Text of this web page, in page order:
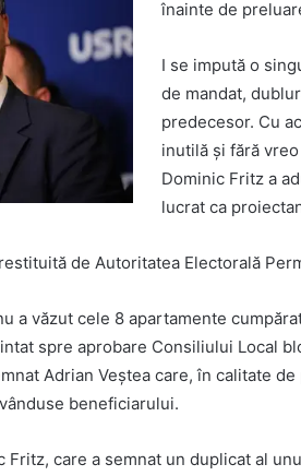
înainte de
I se impută o
de mandat,
predecesor. Cu
inutilă și fără
Dominic Fritz a
lucrat ca
de Autoritatea Electorală
a văzut cele 8 apartamente
spre aprobare Consiliului Local
Adrian Veștea care, în calitate
beneficiarului.
Fritz, care a semnat un duplicat al